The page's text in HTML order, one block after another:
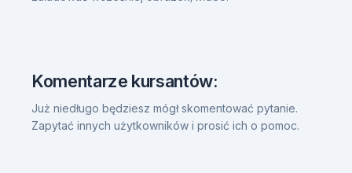
Komentarze kursantów:
Już niedługo będziesz mógł skomentować pytanie.
Zapytać innych użytkowników i prosić ich o pomoc.